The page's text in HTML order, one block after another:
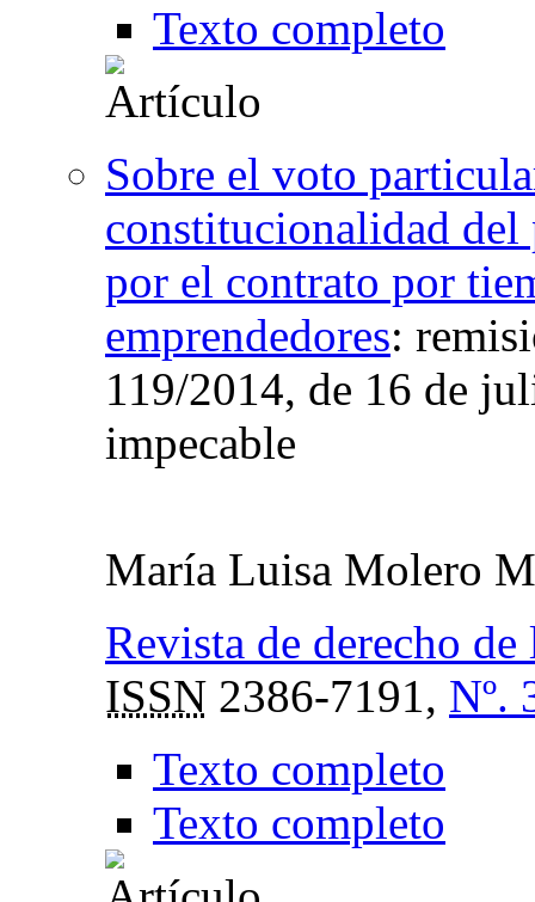
Texto completo
Sobre el voto
constitucionalidad del
por el contrato por
emprendedores:
119/2014, de 16 de
impecable
María Luisa Molero
Revista de derecho
ISSN 2386-7191, Nº.
Texto completo
Texto completo